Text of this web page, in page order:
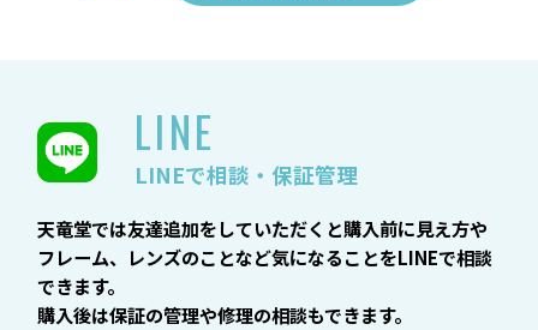
LINE
LINEで相談・保証管理
天竜堂では友達追加をしていただくと購入前に見え方や
フレーム、レンズのことなど気になることをLINEで相談
できます。
購入後は保証の管理や修理の相談もできます。